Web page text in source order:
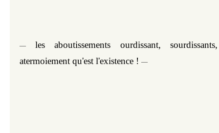
—
les aboutissements ourdissant,
atermoiement qu'est l'existence ! —